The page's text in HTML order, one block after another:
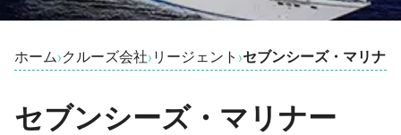
ホーム›クルーズ会社› リージェント ›セブンシーズ・マリナー
セブンシーズ・マリナー